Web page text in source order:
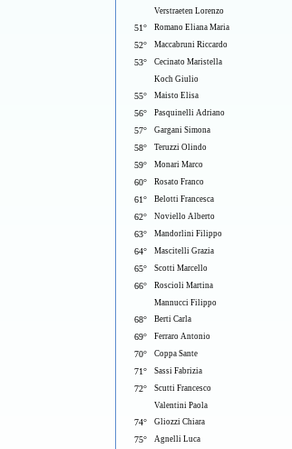
Verstraeten Lorenzo
51° Romano Eliana Maria
52° Maccabruni Riccardo
53° Cecinato Maristella
Koch Giulio
55° Maisto Elisa
56° Pasquinelli Adriano
57° Gargani Simona
58° Teruzzi Olindo
59° Monari Marco
60° Rosato Franco
61° Belotti Francesca
62° Noviello Alberto
63° Mandorlini Filippo
64° Mascitelli Grazia
65° Scotti Marcello
66° Roscioli Martina
Mannucci Filippo
68° Berti Carla
69° Ferraro Antonio
70° Coppa Sante
71° Sassi Fabrizia
72° Scutti Francesco
Valentini Paola
74° Gliozzi Chiara
75° Agnelli Luca